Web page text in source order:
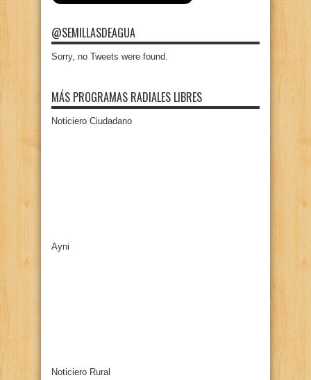
@SEMILLASDEAGUA
Sorry, no Tweets were found.
MÁS PROGRAMAS RADIALES LIBRES
Noticiero Ciudadano
Ayni
Noticiero Rural